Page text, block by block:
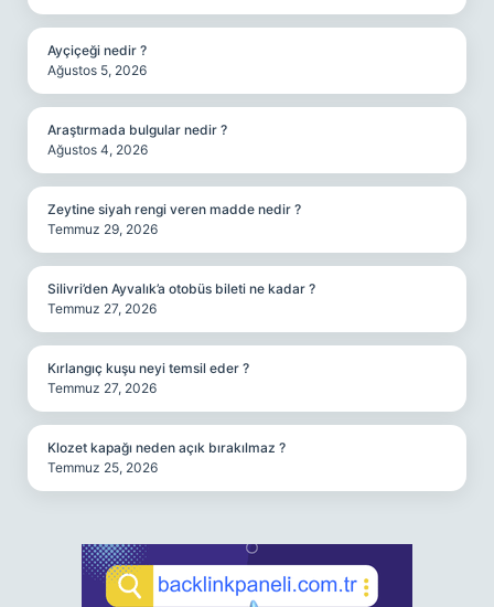
Ayçiçeği nedir ?
Ağustos 5, 2026
Araştırmada bulgular nedir ?
Ağustos 4, 2026
Zeytine siyah rengi veren madde nedir ?
Temmuz 29, 2026
Silivri’den Ayvalık’a otobüs bileti ne kadar ?
Temmuz 27, 2026
Kırlangıç kuşu neyi temsil eder ?
Temmuz 27, 2026
Klozet kapağı neden açık bırakılmaz ?
Temmuz 25, 2026